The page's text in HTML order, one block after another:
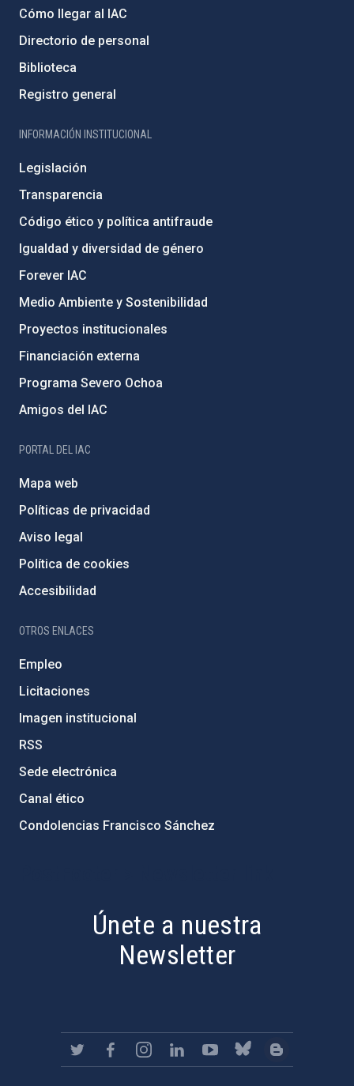
Cómo llegar al IAC
Directorio de personal
Biblioteca
Registro general
INFORMACIÓN INSTITUCIONAL
Legislación
Transparencia
Código ético y política antifraude
Igualdad y diversidad de género
Forever IAC
Medio Ambiente y Sostenibilidad
Proyectos institucionales
Financiación externa
Programa Severo Ochoa
Amigos del IAC
PORTAL DEL IAC
Mapa web
Políticas de privacidad
Aviso legal
Política de cookies
Accesibilidad
OTROS ENLACES
Empleo
Licitaciones
Imagen institucional
RSS
Sede electrónica
Canal ético
Condolencias Francisco Sánchez
Únete a nuestra
Newsletter